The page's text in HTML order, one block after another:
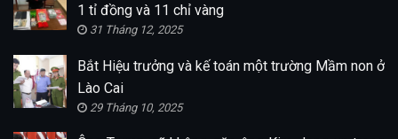
1 tỉ đồng và 11 chỉ vàng
31 Tháng 12, 2025
Bắt Hiệu trưởng và kế toán một trường Mầm non ở
Lào Cai
29 Tháng 10, 2025